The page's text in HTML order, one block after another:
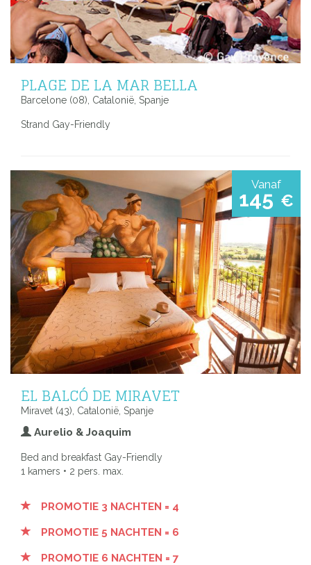
PLAGE DE LA MAR BELLA
Barcelone (08), Catalonië, Spanje
Strand Gay-Friendly
Vanaf
145 €
EL BALCÓ DE MIRAVET
Miravet (43), Catalonië, Spanje
Aurelio & Joaquim
Bed and breakfast Gay-Friendly
1 kamers • 2 pers. max.
PROMOTIE 3 NACHTEN = 4
PROMOTIE 5 NACHTEN = 6
PROMOTIE 6 NACHTEN = 7